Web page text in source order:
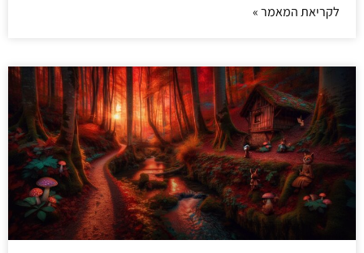
לקריאת המאמר »